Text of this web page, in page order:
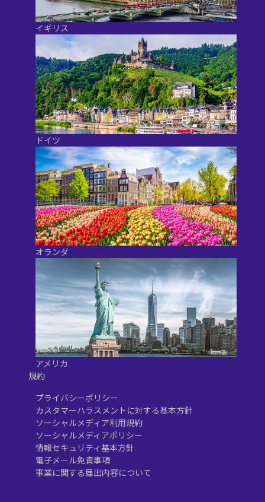
イギリス
ドイツ
オランダ
アメリカ
規約
プライバシーポリシー
カスタマーハラスメントに対する基本方針
ソーシャルメディア利用規約
ソーシャルメディアポリシー
情報セキュリティ基本方針
電子メール免責事項
事業に関する届出内容について